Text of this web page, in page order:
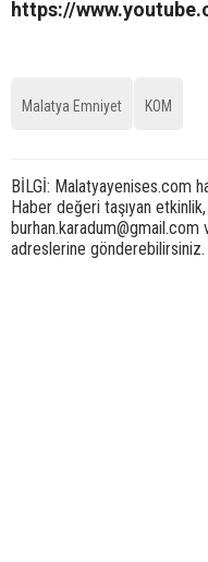
https://
Malatya Emniyet KOM
BİLGİ: Malatyayenises.com
Haber değeri taşıyan
adreslerine gönderebilirsiniz.